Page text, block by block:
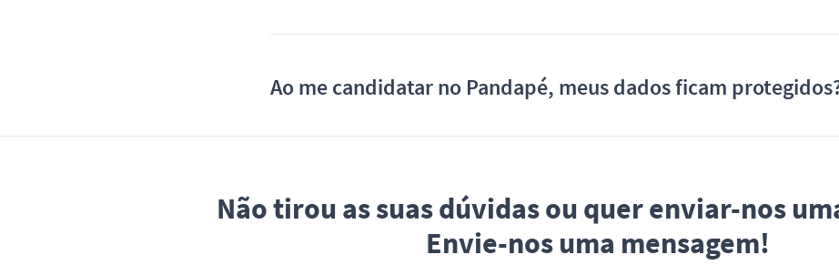
Ao me candidatar no Pandapé, meus dados ficam
Não tirou as suas dúvidas ou quer enviar-nos
Envie-nos uma mensagem!